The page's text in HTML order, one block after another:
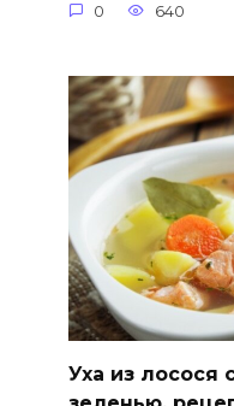
0 640
Уха из лосося